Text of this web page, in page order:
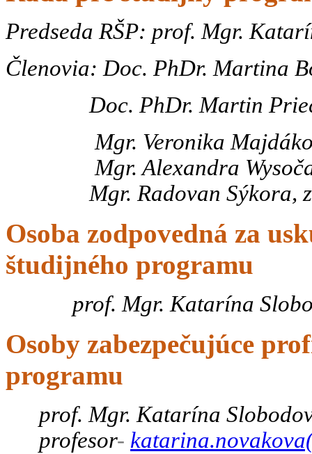
Predseda RŠP: prof. Mgr.
Členovia: Doc. PhDr. Martina
Doc. PhDr. Martin
Mgr. Veronika
Mgr. Alexandra
Mgr. Radovan Sýkora,
Osoba zodpovedná za
študijného programu
prof. Mgr. Katarína
Osoby zabezpečujúce
programu
prof. Mgr. Katarína
profesor-